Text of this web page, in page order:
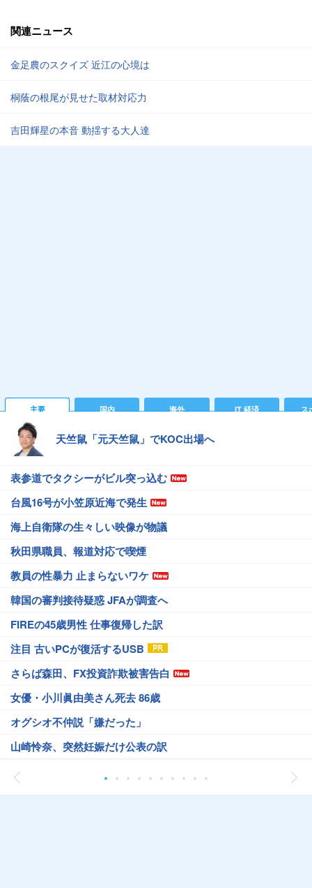
関連ニュース
金足農のスクイズ 近江の心境は
桐蔭の根尾が見せた取材対応力
吉田輝星の本音 動揺する大人達
主要 国内 海外 IT 経済 ス
天竺鼠「元天竺鼠」でKOC出場へ
表参道でタクシーがビル突っ込む
台風16号が小笠原近海で発生
海上自衛隊の生々しい映像が物議
秋田県職員、報道対応で喫煙
教員の性暴力 止まらないワケ
韓国の審判接待疑惑 JFAが調査へ
FIREの45歳男性 仕事復帰した訳
注目 古いPCが復活するUSB
さらば森田、FX投資詐欺被害告白
女優・小川眞由美さん死去 86歳
オグシオ不仲説「嫌だった」
山崎怜奈、突然妊娠だけ公表の訳